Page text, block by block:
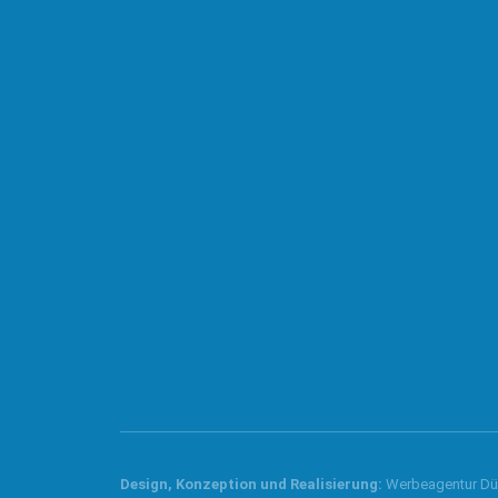
Design, Konzeption und Realisierung: Werbeagentur